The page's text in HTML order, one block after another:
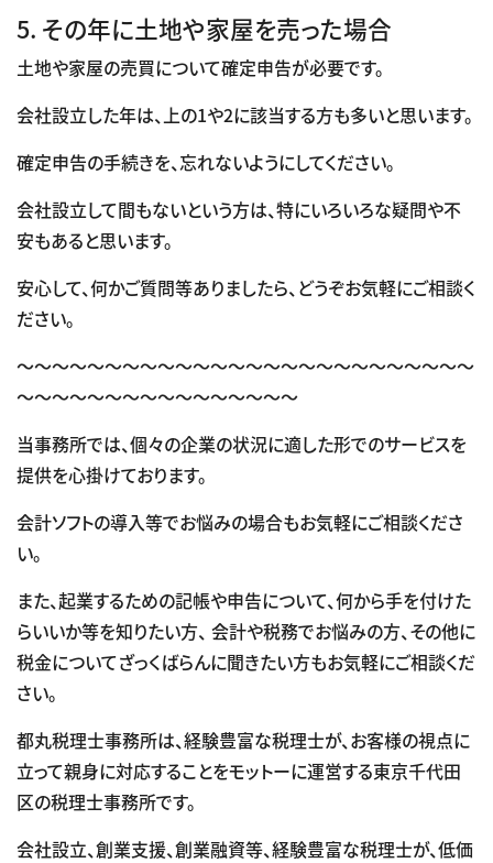
5. その年に土地や家屋を売った場合
土地や家屋の売買について確定申告が必要です。
会社設立した年は、上の1や2に該当する方も多いと思います。
確定申告の手続きを、忘れないようにしてください。
会社設立して間もないという方は、特にいろいろな疑問や不
安もあると思います。
安心して、何かご質問等ありましたら、どうぞお気軽にご相談く
ださい。
～～～～～～～～～～～～～～～～～～～～～～～～～～
～～～～～～～～～～～～～～～～
当事務所では、個々の企業の状況に適した形でのサービスを
提供を心掛けております。
会計ソフトの導入等でお悩みの場合もお気軽にご相談くださ
い。
また、起業するための記帳や申告について、何から手を付けた
らいいか等を知りたい方、 会計や税務でお悩みの方、その他に
税金についてざっくばらんに聞きたい方もお気軽にご相談くだ
さい。
都丸税理士事務所は、経験豊富な税理士が、お客様の視点に
立って親身に対応することをモットーに運営する東京千代田
区の税理士事務所です。
会社設立、創業支援、創業融資等、経験豊富な税理士が、低価